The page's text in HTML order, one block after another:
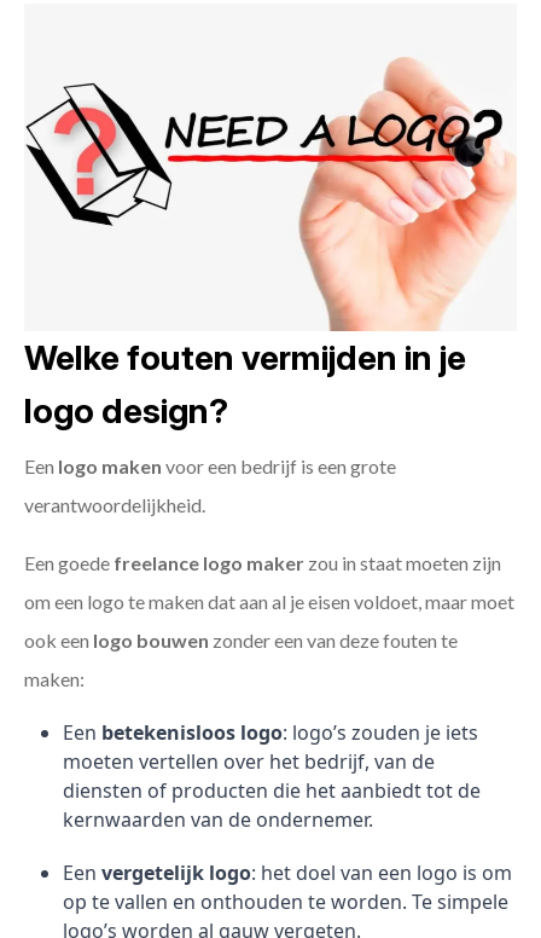
Welke fouten vermijden in je
logo design?
Een logo maken voor een bedrijf is een grote
verantwoordelijkheid.
Een goede freelance logo maker zou in staat moeten zijn
om een logo te maken dat aan al je eisen voldoet, maar moet
ook een logo bouwen zonder een van deze fouten te
maken:
Een betekenisloos logo: logo’s zouden je iets
moeten vertellen over het bedrijf, van de
diensten of producten die het aanbiedt tot de
kernwaarden van de ondernemer.
Een vergetelijk logo: het doel van een logo is om
op te vallen en onthouden te worden. Te simpele
logo’s worden al gauw vergeten.